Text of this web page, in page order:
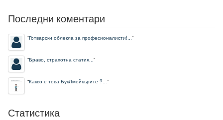
Последни коментари
“Готварски облекла за професионалисти!...”
“Браво, страхотна статия...”
“Какво е това БукЛмейкърите ?...”
Статистика